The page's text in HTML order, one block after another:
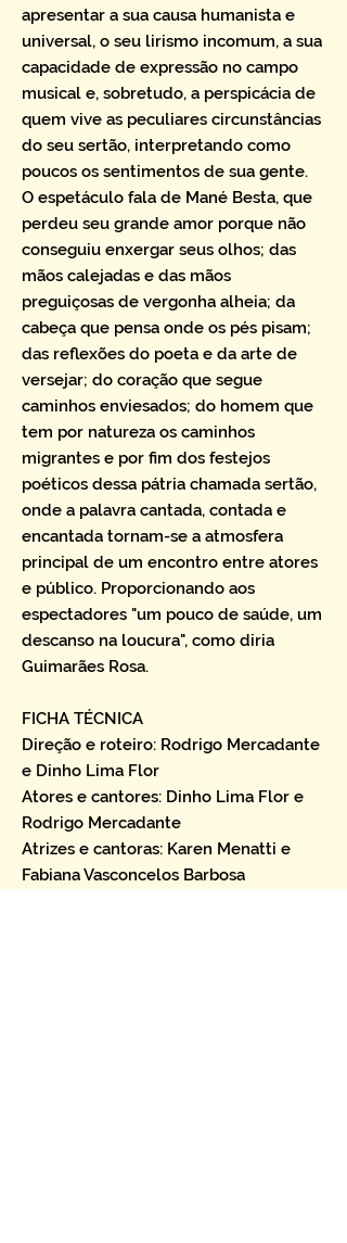
apresentar a sua causa humanista e
universal, o seu lirismo incomum, a sua
capacidade de expressão no campo
musical e, sobretudo, a perspicácia de
quem vive as peculiares circunstâncias
do seu sertão, interpretando como
poucos os sentimentos de sua gente.
O espetáculo fala de Mané Besta, que
perdeu seu grande amor porque não
conseguiu enxergar seus olhos; das
mãos calejadas e das mãos
preguiçosas de vergonha alheia; da
cabeça que pensa onde os pés pisam;
das reflexões do poeta e da arte de
versejar; do coração que segue
caminhos enviesados; do homem que
tem por natureza os caminhos
migrantes e por fim dos festejos
poéticos dessa pátria chamada sertão,
onde a palavra cantada, contada e
encantada tornam-se a atmosfera
principal de um encontro entre atores
e público. Proporcionando aos
espectadores "um pouco de saúde, um
descanso na loucura", como diria
Guimarães Rosa.
FICHA TÉCNICA
Direção e roteiro: Rodrigo Mercadante
e Dinho Lima Flor
Atores e cantores: Dinho Lima Flor e
Rodrigo Mercadante
Atrizes e cantoras: Karen Menatti e
Fabiana Vasconcelos Barbosa